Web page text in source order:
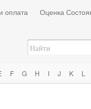
оплата Оценка
F G H I J K L